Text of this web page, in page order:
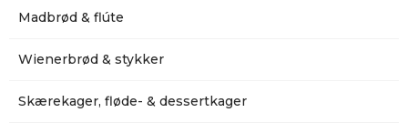
Madbrød & flúte
Wienerbrød & stykker
Skærekager, fløde- & dessertkager